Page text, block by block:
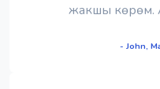
жакшы көрөм.
- John,